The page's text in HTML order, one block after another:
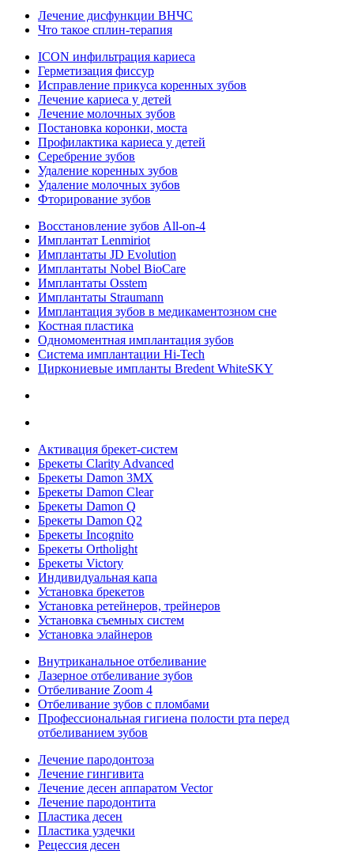
Лечение дисфункции ВНЧС
Что такое сплин-терапия
ICON инфильтрация кариеса
Герметизация фиссур
Исправление прикуса коренных зубов
Лечение кариеса у детей
Лечение молочных зубов
Постановка коронки, моста
Профилактика кариеса у детей
Серебрение зубов
Удаление коренных зубов
Удаление молочных зубов
Фторирование зубов
Восстановление зубов All‑on‑4
Имплантат Lenmiriot
Имплантаты JD Evolution
Имплантаты Nobel BioСare
Имплантаты Osstem
Имплантаты Straumann
Имплантация зубов в медикаментозном сне
Костная пластика
Одномоментная имплантация зубов
Система имплантации Hi-Tech
Циркониевые импланты Bredent WhiteSKY
Активация брекет-систем
Брекеты Clarity Advanced
Брекеты Damon 3MX
Брекеты Damon Clear
Брекеты Damon Q
Брекеты Damon Q2
Брекеты Incognito
Брекеты Ortholight
Брекеты Victory
Индивидуальная капа
Установка брекетов
Установка ретейнеров, трейнеров
Установка съемных систем
Установка элайнеров
Внутриканальное отбеливание
Лазерное отбеливание зубов
Отбеливание Zoom 4
Отбеливание зубов с пломбами
Профессиональная гигиена полости рта перед
отбеливанием зубов
Лечение пародонтоза
Лечение гингивита
Лечение десен аппаратом Vector
Лечение пародонтита
Пластика десен
Пластика уздечки
Рецессия десен